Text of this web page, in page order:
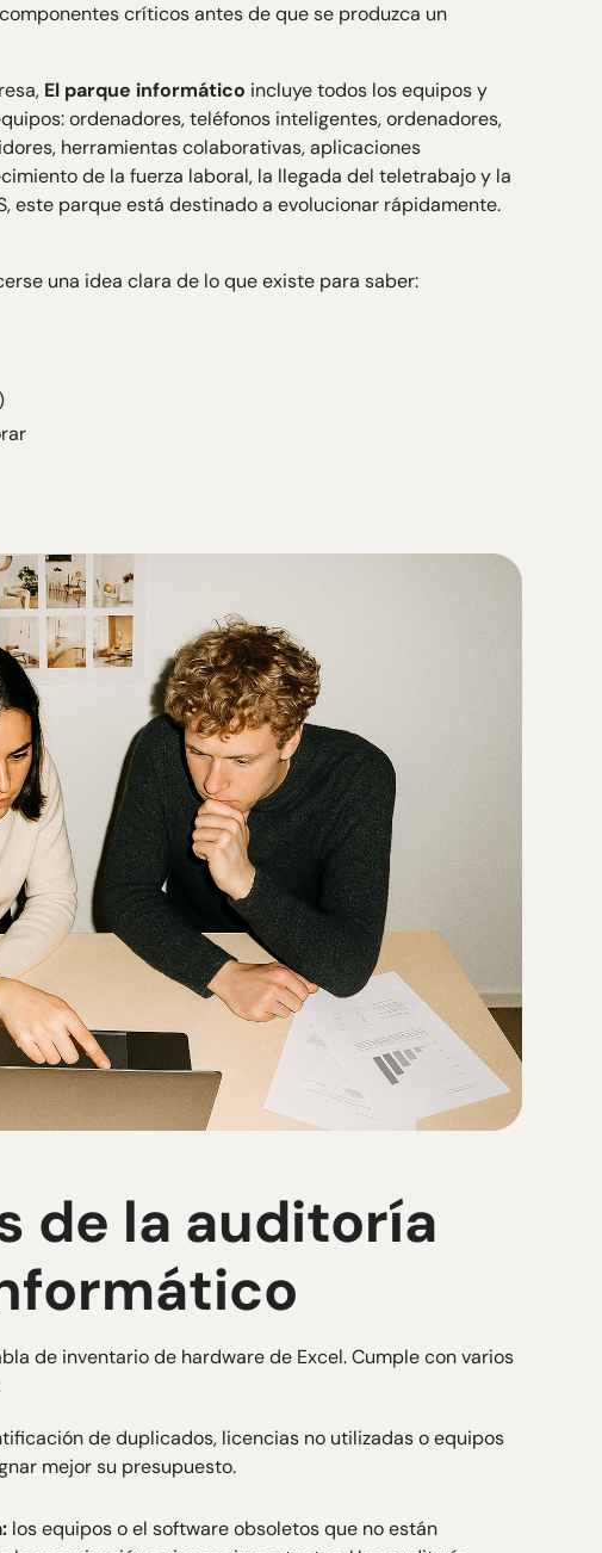
críticos antes de que se produzca un
El parque informático incluye todos los equipos y
ordenadores, teléfonos inteligentes, ordenadores,
herramientas colaborativas, aplicaciones
de la fuerza laboral, la llegada del teletrabajo y la
este parque está destinado a evolucionar rápidamente.
una idea clara de lo que existe para saber:
de la auditoría
de inventario de hardware de Excel. Cumple con varios
de duplicados, licencias no utilizadas o equipos
mejor su presupuesto.
los equipos o el software obsoletos que no están